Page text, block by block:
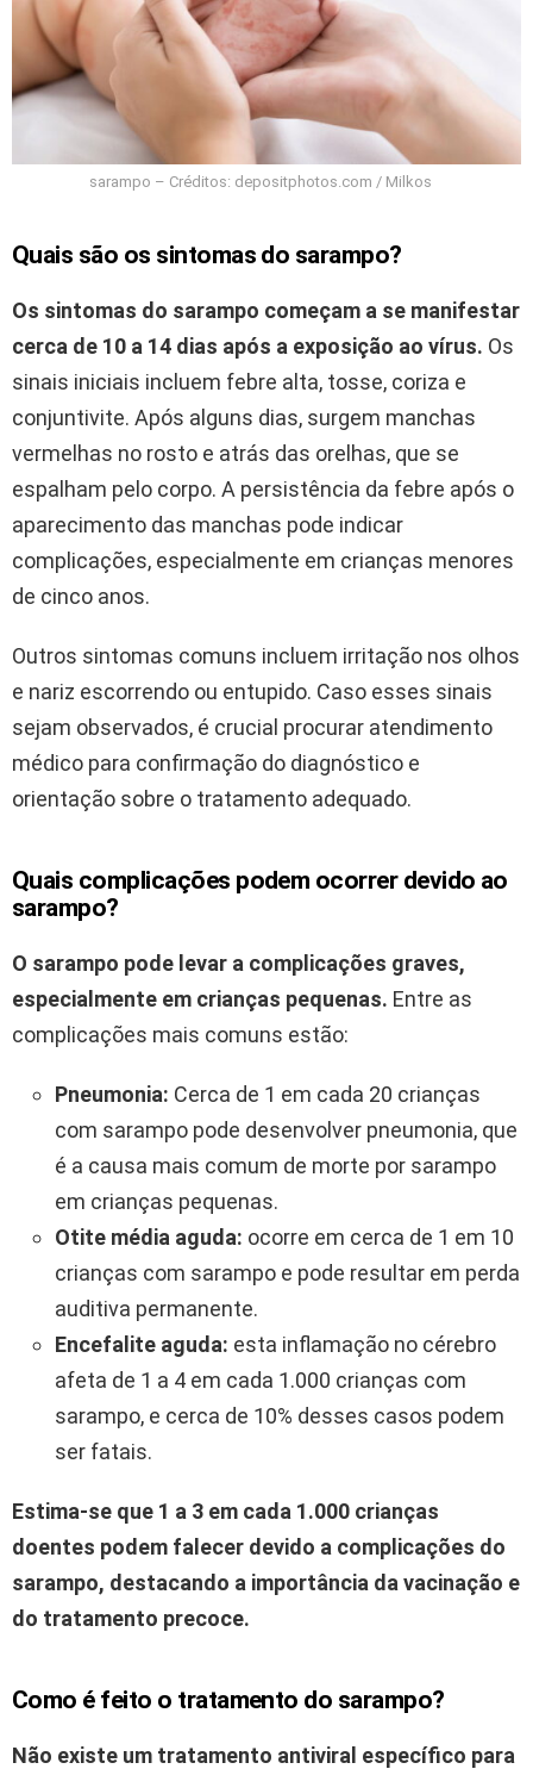
sarampo – Créditos: depositphotos.com / Milkos
Quais são os sintomas do sarampo?
Os sintomas do sarampo começam a se manifestar
cerca de 10 a 14 dias após a exposição ao vírus. Os
sinais iniciais incluem febre alta, tosse, coriza e
conjuntivite. Após alguns dias, surgem manchas
vermelhas no rosto e atrás das orelhas, que se
espalham pelo corpo. A persistência da febre após o
aparecimento das manchas pode indicar
complicações, especialmente em crianças menores
de cinco anos.
Outros sintomas comuns incluem irritação nos olhos
e nariz escorrendo ou entupido. Caso esses sinais
sejam observados, é crucial procurar atendimento
médico para confirmação do diagnóstico e
orientação sobre o tratamento adequado.
Quais complicações podem ocorrer devido ao
sarampo?
O sarampo pode levar a complicações graves,
especialmente em crianças pequenas. Entre as
complicações mais comuns estão:
Pneumonia: Cerca de 1 em cada 20 crianças
com sarampo pode desenvolver pneumonia, que
é a causa mais comum de morte por sarampo
em crianças pequenas.
Otite média aguda: ocorre em cerca de 1 em 10
crianças com sarampo e pode resultar em perda
auditiva permanente.
Encefalite aguda: esta inflamação no cérebro
afeta de 1 a 4 em cada 1.000 crianças com
sarampo, e cerca de 10% desses casos podem
ser fatais.
Estima-se que 1 a 3 em cada 1.000 crianças
doentes podem falecer devido a complicações do
sarampo, destacando a importância da vacinação e
do tratamento precoce.
Como é feito o tratamento do sarampo?
Não existe um tratamento antiviral específico para